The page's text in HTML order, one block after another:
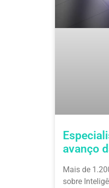
avanço
Mais de
sobre